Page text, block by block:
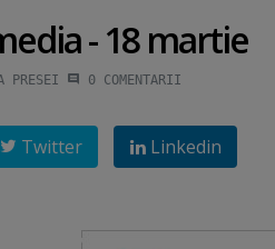
- 18 martie
PRESEI 0 COMENTARII
Twitter Linkedin